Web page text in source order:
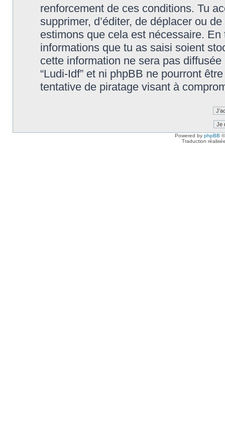
renforcement de ces conditions. Tu
supprimer, d’éditer, de déplacer ou
estimons que cela est nécessaire.
informations que tu as saisi soient
cette information ne sera pas
“Ludi-Idf” et ni phpBB ne pourront
tentative de piratage visant à
Powered by phpBB
Traduction